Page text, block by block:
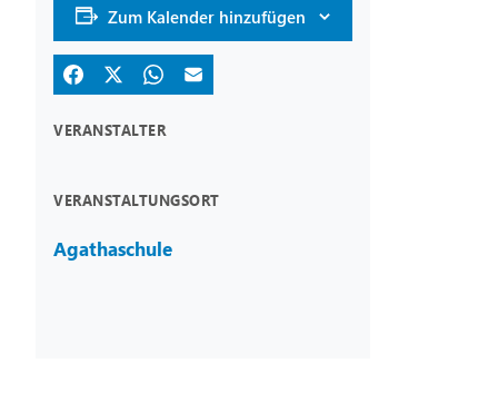
Zum Kalender hinzufügen
VERANSTALTER
VERANSTALTUNGSORT
Agathaschule